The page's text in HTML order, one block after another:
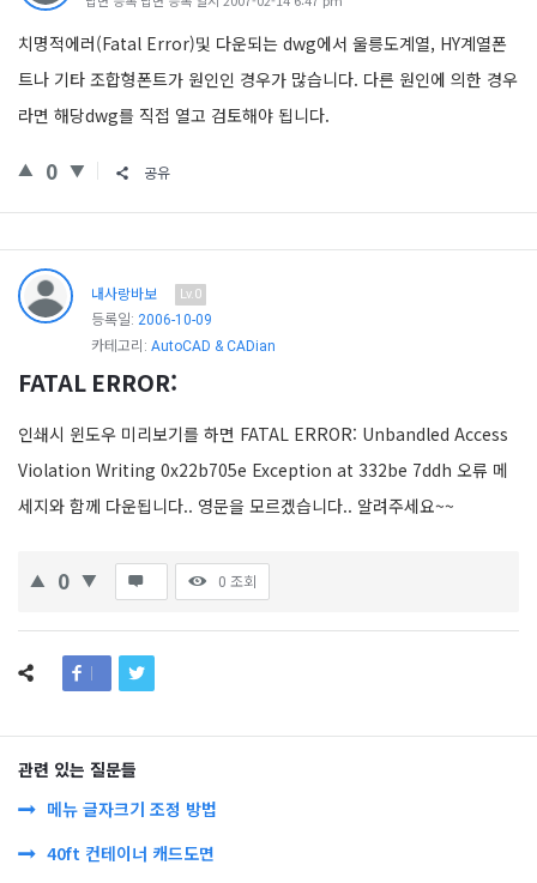
치명적에러(Fatal Error)및 다운되는 dwg에서 울릉도계열, HY계열폰
트나 기타 조합형폰트가 원인인 경우가 많습니다. 다른 원인에 의한 경우
라면 해당dwg를 직접 열고 검토해야 됩니다.
0 공유
내사랑바보 Lv.0
등록일: 2006-10-09
카테고리: AutoCAD & CADian
FATAL ERROR:
인쇄시 윈도우 미리보기를 하면 FATAL ERROR: Unbandled Access
Violation Writing 0x22b705e Exception at 332be 7ddh 오류 메
세지와 함께 다운됩니다.. 영문을 모르겠습니다.. 알려주세요~~
0 0 조회
관련 있는 질문들
메뉴 글자크기 조정 방법
40ft 컨테이너 캐드도면